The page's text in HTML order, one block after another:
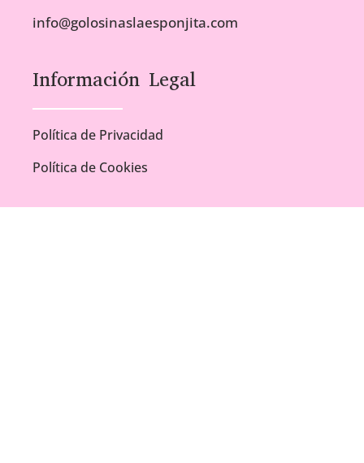
info@golosinaslaesponjita.com
Información Legal
Política de Privacidad
Política de Cookies